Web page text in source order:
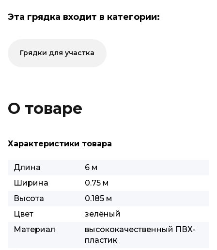
Эта грядка входит в категории:
Грядки для участка
О товаре
Характеристики товара
Длина
6 м
Ширина
0.75 м
Высота
0.185 м
Цвет
зелёный
Материал
высококачественный ПВХ-
пластик